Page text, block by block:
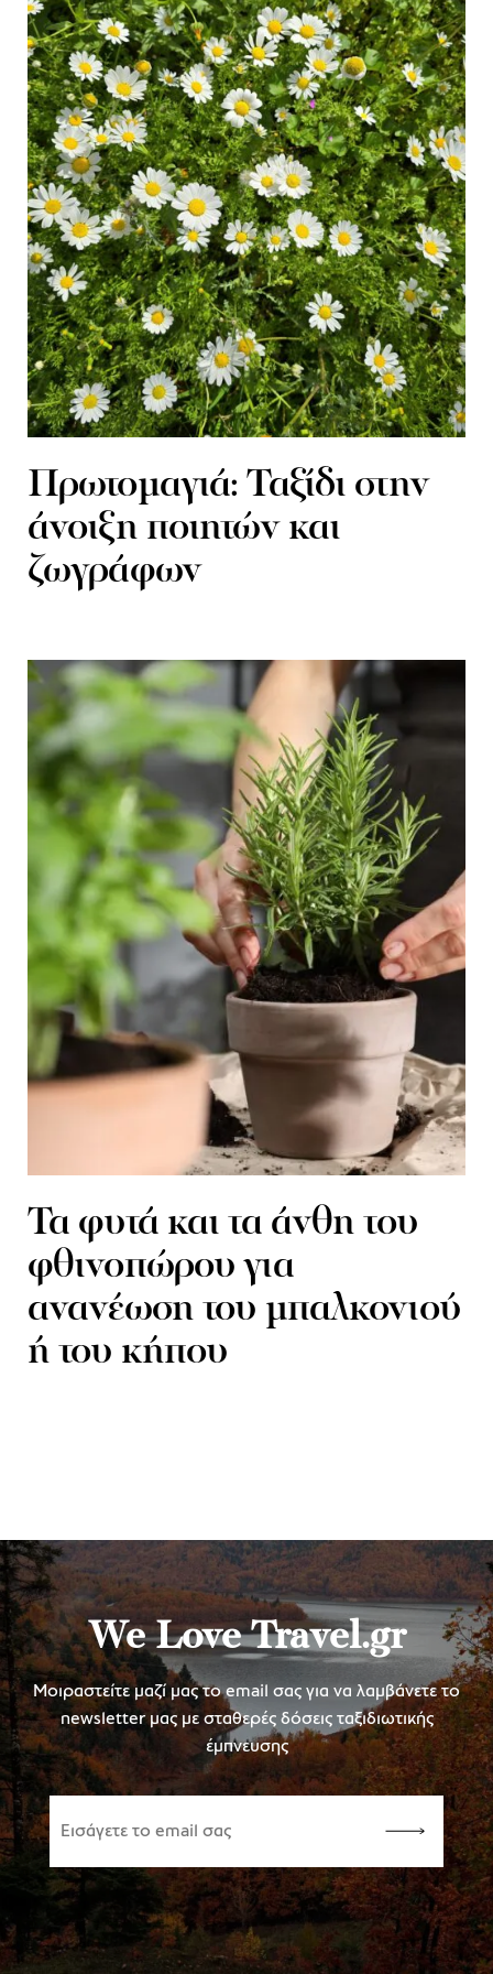
Πρωτομαγιά: Ταξίδι στην
άνοιξη ποιητών και
ζωγράφων
Τα φυτά και τα άνθη του
φθινοπώρου για
ανανέωση του μπαλκονιού
ή του κήπου
We Love Travel.gr
Μοιραστείτε μαζί μας το email σας για να λαμβάνετε το
newsletter μας με σταθερές δόσεις ταξιδιωτικής
έμπνευσης